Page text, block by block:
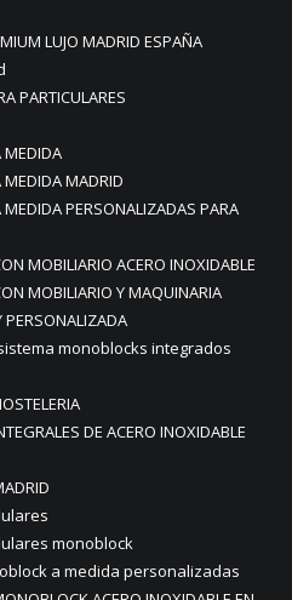
LUJO MADRID ESPAÑA
PARTICULARES
MEDIDA
MEDIDA MADRID
PERSONALIZADAS PARA
MOBILIARIO ACERO INOXIDABLE
MOBILIARIO Y MAQUINARIA
PERSONALIZADA
monoblocks integrados
DE ACERO INOXIDABLE
monoblock
a medida personalizadas